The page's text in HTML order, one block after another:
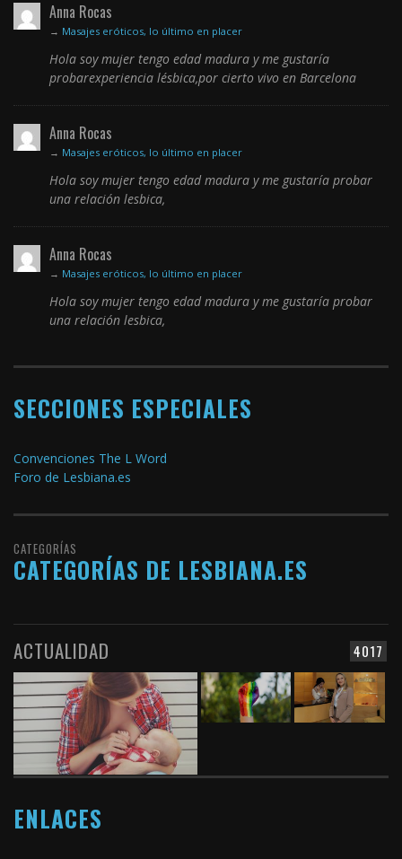
Anna Rocas
→ Masajes eróticos, lo último en placer
Hola soy mujer tengo edad madura y me gustaría
probarexperiencia lésbica,por cierto vivo en Barcelona
Anna Rocas
→ Masajes eróticos, lo último en placer
Hola soy mujer tengo edad madura y me gustaría probar
una relación lesbica,
Anna Rocas
→ Masajes eróticos, lo último en placer
Hola soy mujer tengo edad madura y me gustaría probar
una relación lesbica,
SECCIONES ESPECIALES
Convenciones The L Word
Foro de Lesbiana.es
CATEGORÍAS
CATEGORÍAS DE LESBIANA.ES
4017
ACTUALIDAD
ENLACES